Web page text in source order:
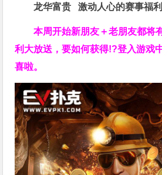
龙华富贵 激动人心的赛事福利
本周开始新朋友＋老朋友都将
利大放送，要如何获得!?登入游戏
喜啦。